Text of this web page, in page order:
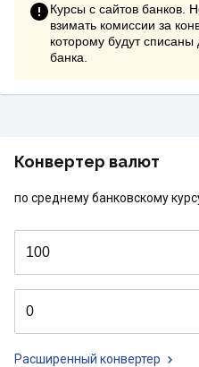
Курсы с сайтов банков.
взимать комиссии за
которому будут
банка.
Конвертер валют
по среднему банковскому
Расширенный конвертер